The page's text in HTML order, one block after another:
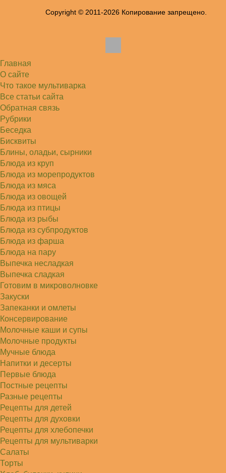
Жанна
и сырую курочку, и…
Света
Советую простой рецепт как готовили наши
бабушки, на 5 минут…
Copyright © 2011-2026 Копирование запрещено.
Главная
О сайте
Что такое мультиварка
Все статьи сайта
Обратная связь
Рубрики
Беседка
Бисквиты
Блины, оладьи, сырники
Блюда из круп
Блюда из морепродуктов
Блюда из мяса
Блюда из овощей
Блюда из птицы
Блюда из рыбы
Блюда из субпродуктов
Блюда из фарша
Блюда на пару
Выпечка несладкая
Выпечка сладкая
Готовим в микроволновке
Закуски
Запеканки и омлеты
Консервирование
Молочные каши и супы
Молочные продукты
Мучные блюда
Напитки и десерты
Первые блюда
Постные рецепты
Разные рецепты
Рецепты для детей
Рецепты для духовки
Рецепты для хлебопечки
Рецепты для мультиварки
Салаты
Торты